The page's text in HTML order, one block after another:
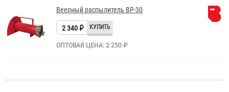
Веерный распылитель ВР-30
2 340 ₽
ОПТОВАЯ ЦЕНА: 2 250 ₽